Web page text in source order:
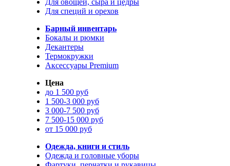
Для овощей, сыра и цедры
Для специй и орехов
Барный инвентарь
Бокалы и рюмки
Декантеры
Термокружки
Аксессуары Premium
Цена
до 1 500 руб
1 500-3 000 руб
3 000-7 500 руб
7 500-15 000 руб
от 15 000 руб
Одежда, книги и стиль
Одежда и головные уборы